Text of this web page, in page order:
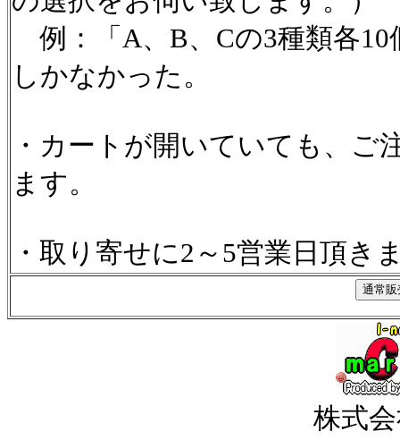
例：「A、B、Cの3種類各10
しかなかった。
・カートが開いていても、ご
ます。
・取り寄せに2～5営業日頂き
株式